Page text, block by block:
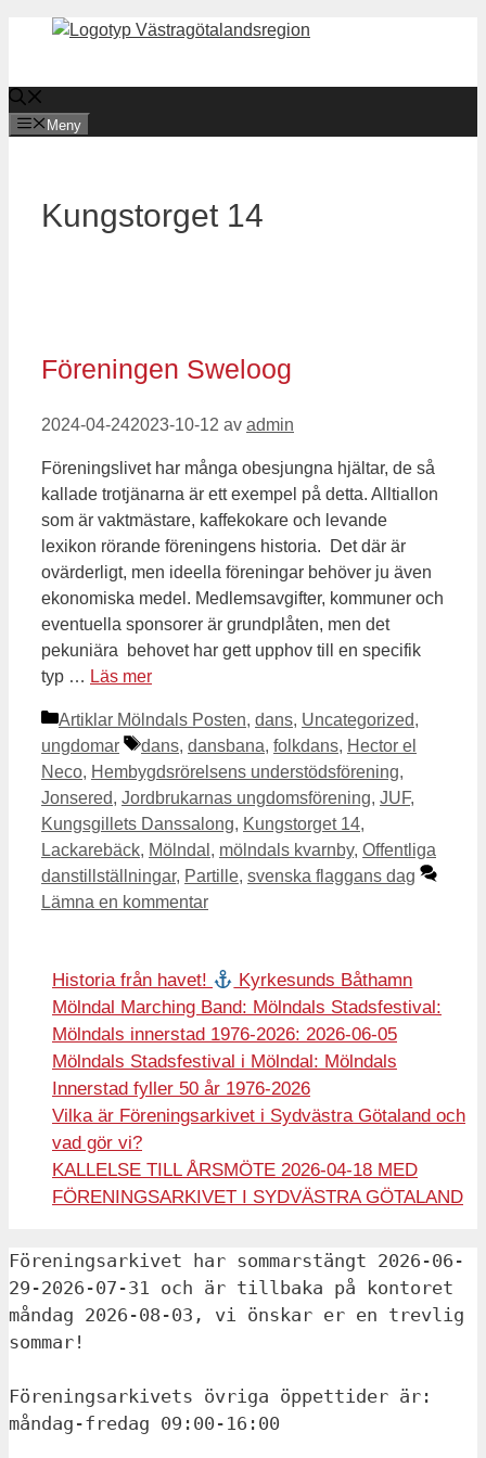
Hoppa
Meny
Kungstorget 14
Föreningen Sweloog
2024-04-242023-10-12 av admin
Föreningslivet har många obesjungna hjältar, de så
kallade trotjänarna är ett exempel på detta. Alltiallon
som är vaktmästare, kaffekokare och levande
lexikon rörande föreningens historia. Det där är
ovärderligt, men ideella föreningar behöver ju även
ekonomiska medel. Medlemsavgifter, kommuner och
eventuella sponsorer är grundplåten, men det
pekuniära behovet har gett upphov till en specifik
typ … Läs mer
Kategorier
Artiklar Mölndals Posten, dans, Uncategorized,
ungdomar
Etiketter
dans, dansbana, folkdans, Hector el
Neco, Hembygdsrörelsens understödsförening,
Jonsered, Jordbrukarnas ungdomsförening, JUF,
Kungsgillets Danssalong, Kungstorget 14,
Lackarebäck, Mölndal , mölndals kvarnby, Offentliga
danstillställningar, Partille, svenska flaggans dag
Lämna en kommentar
Historia från havet!
Kyrkesunds Båthamn
Mölndal Marching Band: Mölndals Stadsfestival:
Mölndals innerstad 1976-2026: 2026-06-05
Mölndals Stadsfestival i Mölndal: Mölndals
Innerstad fyller 50 år 1976-2026
Vilka är Föreningsarkivet i Sydvästra Götaland och
vad gör vi?
KALLELSE TILL ÅRSMÖTE 2026-04-18 MED
FÖRENINGSARKIVET I SYDVÄSTRA GÖTALAND
Föreningsarkivet har sommarstängt 2026-06-
29-2026-07-31 och är tillbaka på kontoret
måndag 2026-08-03, vi önskar er en trevlig
sommar!
Föreningsarkivets övriga öppettider är:
måndag-fredag 09:00-16:00